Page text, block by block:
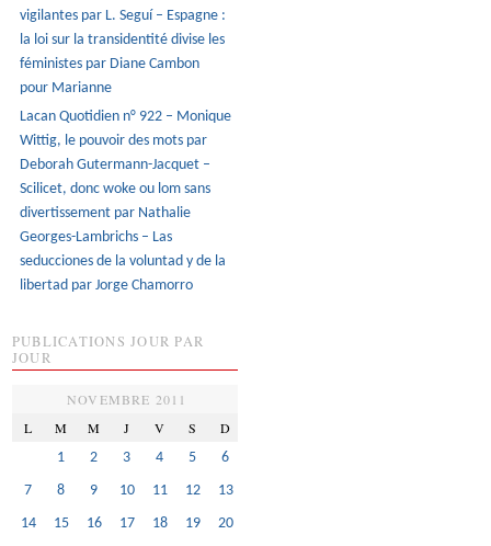
vigilantes par L. Seguí – Espagne :
la loi sur la transidentité divise les
féministes par Diane Cambon
pour Marianne
Lacan Quotidien n° 922 – Monique
Wittig, le pouvoir des mots par
Deborah Gutermann-Jacquet –
Scilicet, donc woke ou lom sans
divertissement par Nathalie
Georges-Lambrichs – Las
seducciones de la voluntad y de la
libertad par Jorge Chamorro
PUBLICATIONS JOUR PAR
JOUR
NOVEMBRE 2011
L
M M J V S D
1 2 3 4 5
6
7
8 9 10 11 12
13
14
15 16 17 18 19
20